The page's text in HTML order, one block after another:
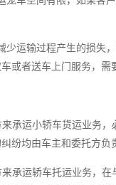
运输过程产生的损失
或者送车上门服务，需
运小轿车货运业务，
纷均由车主和委托方负
运轿车托运业务，在